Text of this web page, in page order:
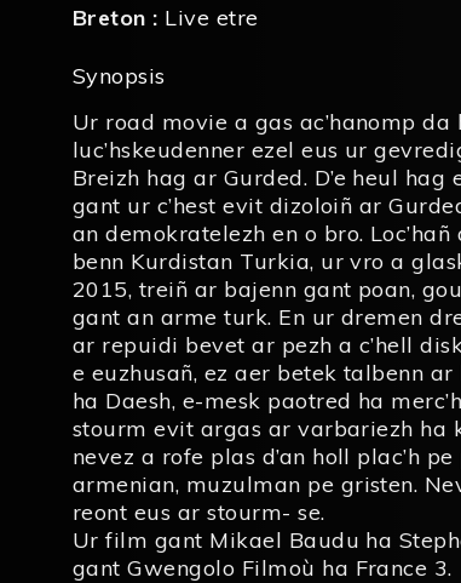
Breton : Live etre
Synopsis
Ur road movie a gas ac’hanomp da
luc’hskeudenner ezel eus ur
Breizh hag ar Gurded. D’e heul
gant ur c’hest evit dizoloiñ ar
an demokratelezh en o bro.
benn Kurdistan Turkia, ur vro a
2015, treiñ ar bajenn gant poan,
gant an arme turk. En ur dremen
ar repuidi bevet ar pezh a c’hell
e euzhusañ, ez aer betek talbenn
ha Daesh, e-mesk paotred ha
stourm evit argas ar varbariezh ha
nevez a rofe plas d’an holl plac’h
armenian, muzulman pe gristen.
reont eus ar stourm- se.
Ur film gant Mikael Baudu ha
gant Gwengolo Filmoù ha France 3.